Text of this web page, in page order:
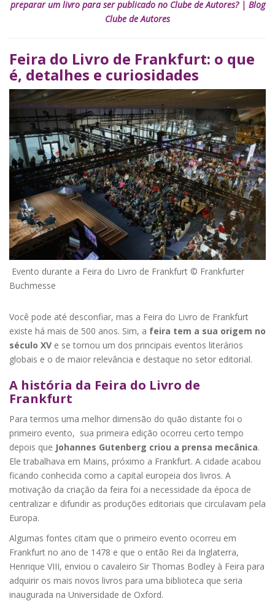
preparar um livro para ser publicado no Clube de Autores? | Blog
Clube de Autores
Feira do Livro de Frankfurt: o que
é, detalhes e curiosidades
Evento durante a Feira do Livro de Frankfurt © Frankfurter
Buchmesse
Você pode até desconfiar, mas a Feira do Livro de Frankfurt
existe há mais de 500 anos. Sim, a feira tem a sua origem no
século XV e se tornou um dos principais eventos literários
globais e o de maior relevância e destaque no setor editorial.
A história da Feira do Livro de
Frankfurt
Para termos uma melhor dimensão do quão distante foi o
primeiro evento, sua primeira edição ocorreu certo tempo
depois que Johannes Gutenberg criou a prensa mecânica.
Ele trabalhava em Mains, próximo a Frankfurt. A cidade acabou
ficando conhecida como a capital europeia dos livros. A
motivação da criação da feira foi a necessidade da época de
centralizar e difundir as produções editoriais que circulavam pela
Europa.
Algumas fontes citam que o primeiro evento ocorreu em
Frankfurt no ano de 1478 e que o então Rei da Inglaterra,
Henrique VIII, enviou o cavaleiro Sir Thomas Bodley à Feira para
adquirir os mais novos livros para uma biblioteca que seria
inaugurada na Universidade de Oxford.